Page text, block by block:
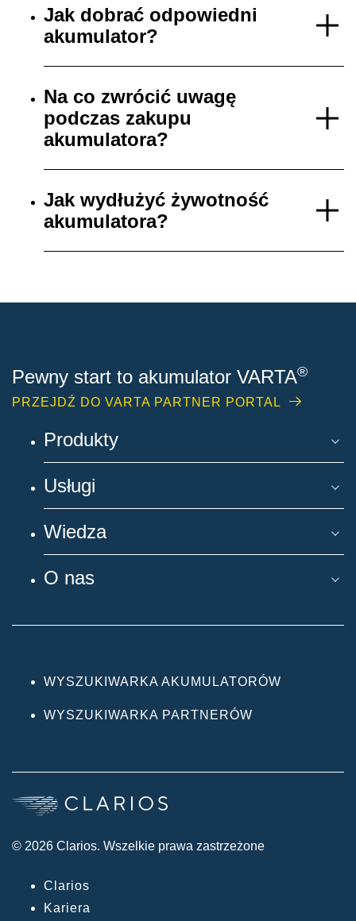
Jak dobrać odpowiedni
akumulator?
Na co zwrócić uwagę
podczas zakupu
akumulatora?
Jak wydłużyć żywotność
akumulatora?
Pewny start to akumulator VARTA®
PRZEJDŹ DO VARTA PARTNER PORTAL
Produkty
Usługi
Wiedza
O nas
WYSZUKIWARKA AKUMULATORÓW
WYSZUKIWARKA PARTNERÓW
© 2026 Clarios. Wszelkie prawa zastrzeżone
Clarios
Kariera